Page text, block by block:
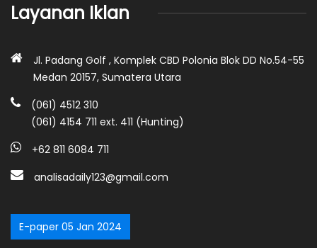
Layanan Iklan
Jl. Padang Golf , Komplek CBD Polonia Blok DD No.54-55
Medan 20157, Sumatera Utara
(061) 4512 310
(061) 4154 711 ext. 411 (Hunting)
+62 811 6084 711
analisadaily123@gmail.com
E-paper 05 Jan 2024